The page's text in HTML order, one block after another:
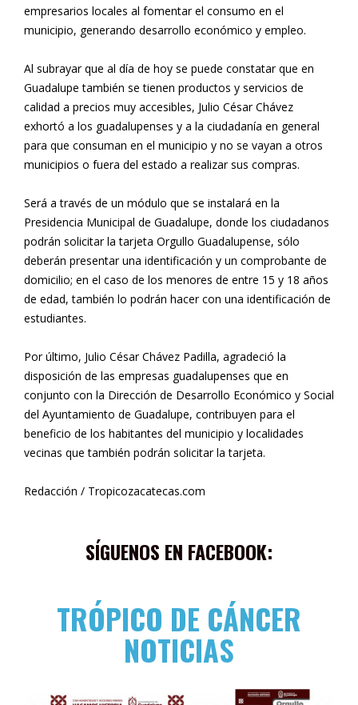
empresarios locales al fomentar el consumo en el
municipio, generando desarrollo económico y empleo.
Al subrayar que al día de hoy se puede constatar que en
Guadalupe también se tienen productos y servicios de
calidad a precios muy accesibles, Julio César Chávez
exhortó a los guadalupenses y a la ciudadanía en general
para que consuman en el municipio y no se vayan a otros
municipios o fuera del estado a realizar sus compras.
Será a través de un módulo que se instalará en la
Presidencia Municipal de Guadalupe, donde los ciudadanos
podrán solicitar la tarjeta Orgullo Guadalupense, sólo
deberán presentar una identificación y un comprobante de
domicilio; en el caso de los menores de entre 15 y 18 años
de edad, también lo podrán hacer con una identificación de
estudiantes.
Por último, Julio César Chávez Padilla, agradeció la
disposición de las empresas guadalupenses que en
conjunto con la Dirección de Desarrollo Económico y Social
del Ayuntamiento de Guadalupe, contribuyen para el
beneficio de los habitantes del municipio y localidades
vecinas que también podrán solicitar la tarjeta.
Redacción / Tropicozacatecas.com
SÍGUENOS EN FACEBOOK:
TRÓPICO DE CÁNCER
NOTICIAS